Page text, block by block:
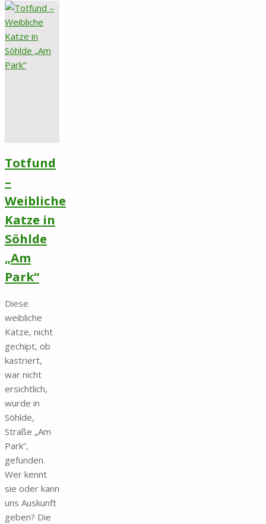
Totfund
–
Weibliche
Katze in
Söhlde
„Am
Park“
Diese
weibliche
Katze, nicht
gechipt, ob
kastriert,
war nicht
ersichtlich,
wurde in
Söhlde,
Straße „Am
Park“,
gefunden.
Wer kennt
sie oder kann
uns Auskunft
geben? Die